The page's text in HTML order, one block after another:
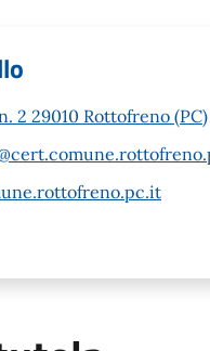
2 29010 Rottofreno (PC)